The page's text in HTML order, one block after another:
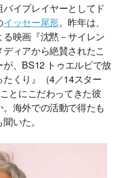
イプレイヤーとしてド
イッセー尾形。昨年は、
映画『沈黙－サイレン
ィアから絶賛されたこ
、BS12 トゥエルビで放
くり』（4／14スター
とにこだわってきた彼
海外での活動で得たも
いた。